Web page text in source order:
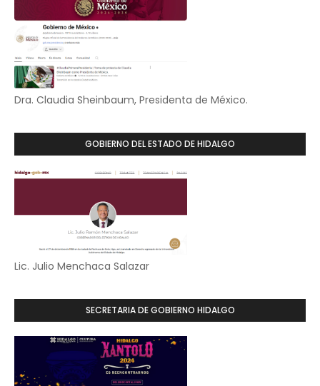
Dra. Claudia Sheinbaum, Presidenta de México.
GOBIERNO DEL ESTADO DE HIDALGO
Lic. Julio Menchaca Salazar
SECRETARIA DE GOBIERNO HIDALGO